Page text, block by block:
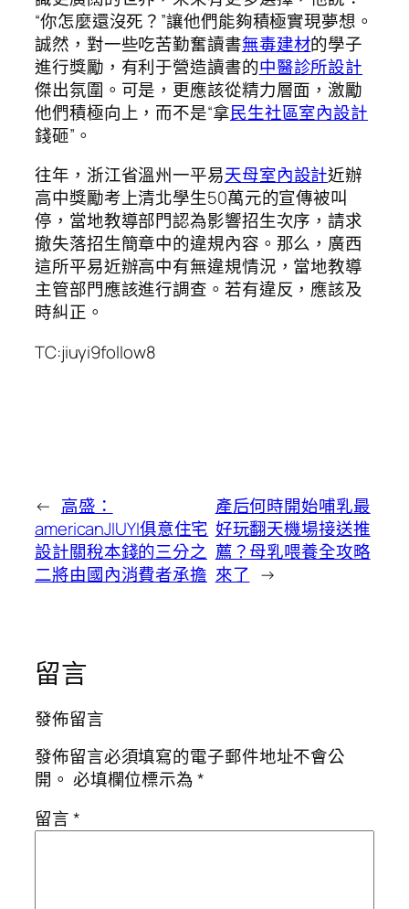
“你怎麼還沒死？”讓他們能夠積極實現夢想。
誠然，對一些吃苦勤奮讀書無毒建材的學子
進行獎勵，有利于營造讀書的中醫診所設計
傑出氛圍。可是，更應該從精力層面，激勵
他們積極向上，而不是“拿民生社區室內設計
錢砸”。
往年，浙江省溫州一平易天母室內設計近辦
高中獎勵考上清北學生50萬元的宣傳被叫
停，當地教導部門認為影響招生次序，請求
撤失落招生簡章中的違規內容。那么，廣西
這所平易近辦高中有無違規情況，當地教導
主管部門應該進行調查。若有違反，應該及
時糾正。
TC:jiuyi9follow8
← 高盛：
americanJIUYI俱意住宅
設計關稅本錢的三分之
二將由國內消費者承擔
產后何時開始哺乳最
好玩翻天機場接送推
薦？母乳喂養全攻略
來了 →
留言
發佈留言
發佈留言必須填寫的電子郵件地址不會公
開。 必填欄位標示為*
留言*